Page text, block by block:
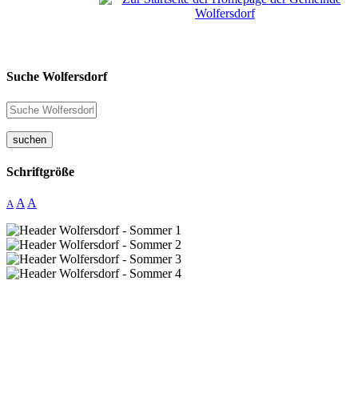
Suche Wolfersdorf
suchen
Schriftgröße
A A A